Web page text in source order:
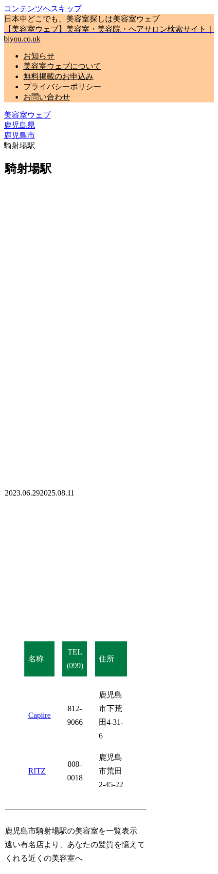
コンテンツへスキップ
日本中どこでも、美容室探しは美容室ウェブ
【美容室ウェブ】美容室・美容院・ヘアサロン検索サイト｜
biyou.co.uk
お知らせ
美容室ウェブについて
無料掲載のお申込み
プライバシーポリシー
お問い合わせ
美容室ウェブ
鹿児島県
鹿児島市
騎射場駅
騎射場駅
2023.06.292025.08.11
名称
TEL
(099)
住所
Capiire
812-
9066
鹿児島
市下荒
田4-31-
6
RITZ
808-
0018
鹿児島
市荒田
2-45-22
鹿児島市騎射場駅の美容室を一覧表示
遠い有名店より、あなたの髪質を憶えて
くれる近くの美容室へ